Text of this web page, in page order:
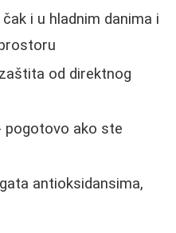
čak i u hladnim danima i
od direktnog
pogotovo ako ste
antioksidansima,